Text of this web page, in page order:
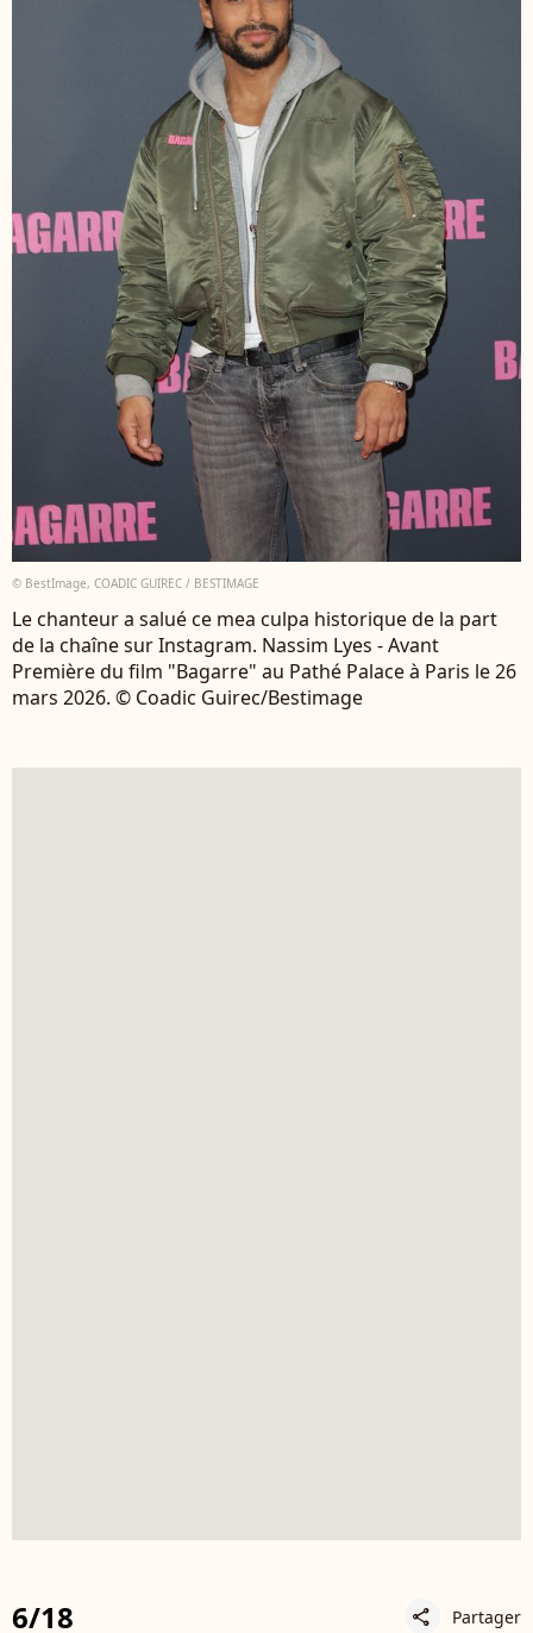
© BestImage, COADIC GUIREC / BESTIMAGE
Le chanteur a salué ce mea culpa historique de la part
de la chaîne sur Instagram. Nassim Lyes - Avant
Première du film "Bagarre" au Pathé Palace à Paris le 26
mars 2026. © Coadic Guirec/Bestimage
6/18 share Partager